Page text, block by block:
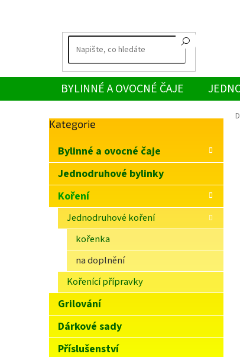
BYLINNÉ A OVOCNÉ ČAJE
P
r
n
Přeskočit
Kategorie
Bylinné a ovocné čaje
Jednodruhové bylinky
Koření
Jednodruhové koření
kořenka
na doplnění
Kořenící přípravky
Grilování
Dárkové sady
Příslušenství